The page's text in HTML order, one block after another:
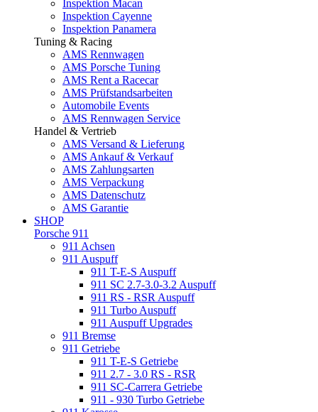
Inspektion Macan
Inspektion Cayenne
Inspektion Panamera
Tuning & Racing
AMS Rennwagen
AMS Porsche Tuning
AMS Rent a Racecar
AMS Prüfstandsarbeiten
Automobile Events
AMS Rennwagen Service
Handel & Vertrieb
AMS Versand & Lieferung
AMS Ankauf & Verkauf
AMS Zahlungsarten
AMS Verpackung
AMS Datenschutz
AMS Garantie
SHOP
Porsche 911
911 Achsen
911 Auspuff
911 T-E-S Auspuff
911 SC 2.7-3.0-3.2 Auspuff
911 RS - RSR Auspuff
911 Turbo Auspuff
911 Auspuff Upgrades
911 Bremse
911 Getriebe
911 T-E-S Getriebe
911 2.7 - 3.0 RS - RSR
911 SC-Carrera Getriebe
911 - 930 Turbo Getriebe